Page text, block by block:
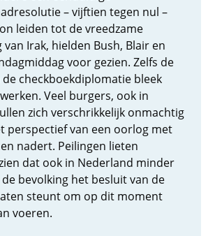
– vijftien tegen nul –
leiden tot de vreedzame
Irak, hielden Bush, Blair en
voor gezien. Zelfs de
de checkboekdiplomatie bleek
Veel burgers, ook in
zich verschrikkelijk onmachtig
perspectief van een oorlog met
nadert. Peilingen lieten
dat ook in Nederland minder
de bevolking het besluit van de
steunt om op dit moment
voeren.